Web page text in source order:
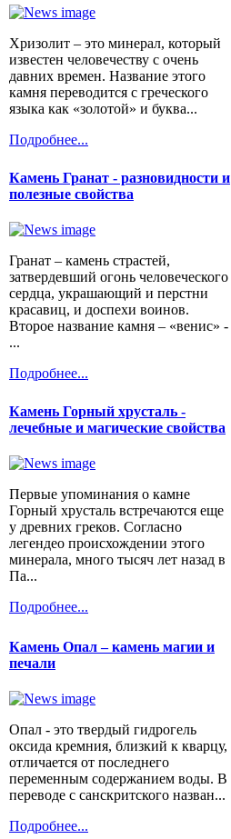
Хризолит – это минерал, который
известен человечеству с очень
давних времен. Название этого
камня переводится с греческого
языка как «золотой» и буква...
Подробнее...
Камень Гранат - разновидности и
полезные свойства
Гранат – камень страстей,
затвердевший огонь человеческого
сердца, украшающий и перстни
красавиц, и доспехи воинов.
Второе название камня – «венис» -
...
Подробнее...
Камень Горный хрусталь -
лечебные и магические свойства
Первые упоминания о камне
Горный хрусталь встречаются еще
у древних греков. Согласно
легендео происхождении этого
минерала, много тысяч лет назад в
Па...
Подробнее...
Камень Опал – камень магии и
печали
Опал - это твердый гидрогель
оксида кремния, близкий к кварцу,
отличается от последнего
переменным содержанием воды. В
переводе с санскритского назван...
Подробнее...